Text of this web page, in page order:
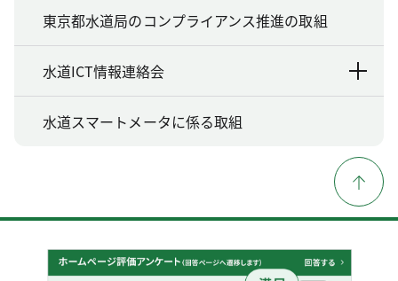
東京都水道局のコンプライアンス推進の取組
水道ICT情報連絡会
水道スマートメータに係る取組